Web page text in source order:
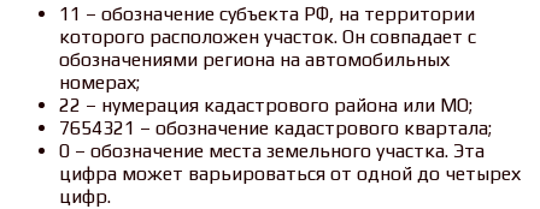
11 – обозначение субъекта РФ, на территории
которого расположен участок. Он совпадает с
обозначениями региона на автомобильных
номерах;
22 – нумерация кадастрового района или МО;
7654321 – обозначение кадастрового квартала;
0 – обозначение места земельного участка. Эта
цифра может варьироваться от одной до четырех
цифр.